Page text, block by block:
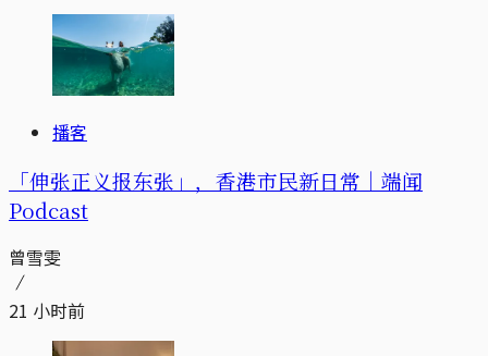
播客
「伸张正义报东张」，香港市民新日常｜端闻
Podcast
曾雪雯
21 小时前